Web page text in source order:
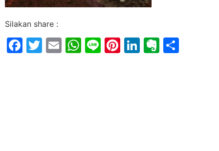
Silakan share :
Facebook
Twitter
EmailWhatsApp
LinePinterest
LinkedIn